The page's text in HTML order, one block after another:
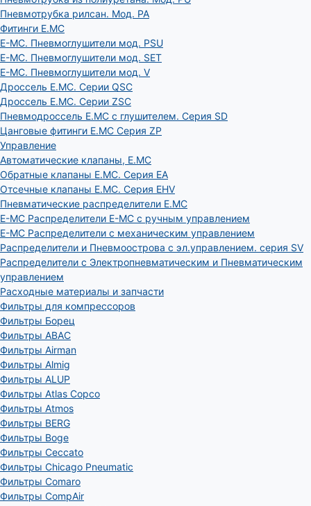
Пневмотрубка рилсан. Мод. PA
Фитинги E.MC
E-MC. Пневмоглушители мод. PSU
E-MC. Пневмоглушители мод. SET
E-MC. Пневмоглушители мод. V
Дроссель E.MC. Серии QSC
Дроссель E.MC. Серии ZSC
Пневмодроссель E.MC с глушителем. Серия SD
Цанговые фитинги E.MC Серия ZP
Управление
Автоматические клапаны, Е.МС
Обратные клапаны E.MC. Серия EA
Отсечные клапаны E.MC. Серия EHV
Пневматические распределители E.MC
E-MC Распределители E-MC с ручным управлением
E-MC Распределители с механическим управлением
Распределители и Пневмоострова с эл.управлением. серия SV
Распределители с Электропневматическим и Пневматическим
управлением
Расходные материалы и запчасти
Фильтры для компрессоров
Фильтры Борец
Фильтры ABAC
Фильтры Airman
Фильтры Almig
Фильтры ALUP
Фильтры Atlas Copco
Фильтры Atmos
Фильтры BERG
Фильтры Boge
Фильтры Ceccato
Фильтры Chicago Pneumatic
Фильтры Comaro
Фильтры CompAir